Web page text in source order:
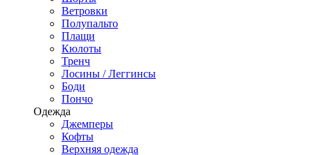
Ветровки
Полупальто
Плащи
Кюлоты
Тренч
Лосины / Леггинсы
Боди
Пончо
Одежда
Джемперы
Кофты
Верхняя одежда